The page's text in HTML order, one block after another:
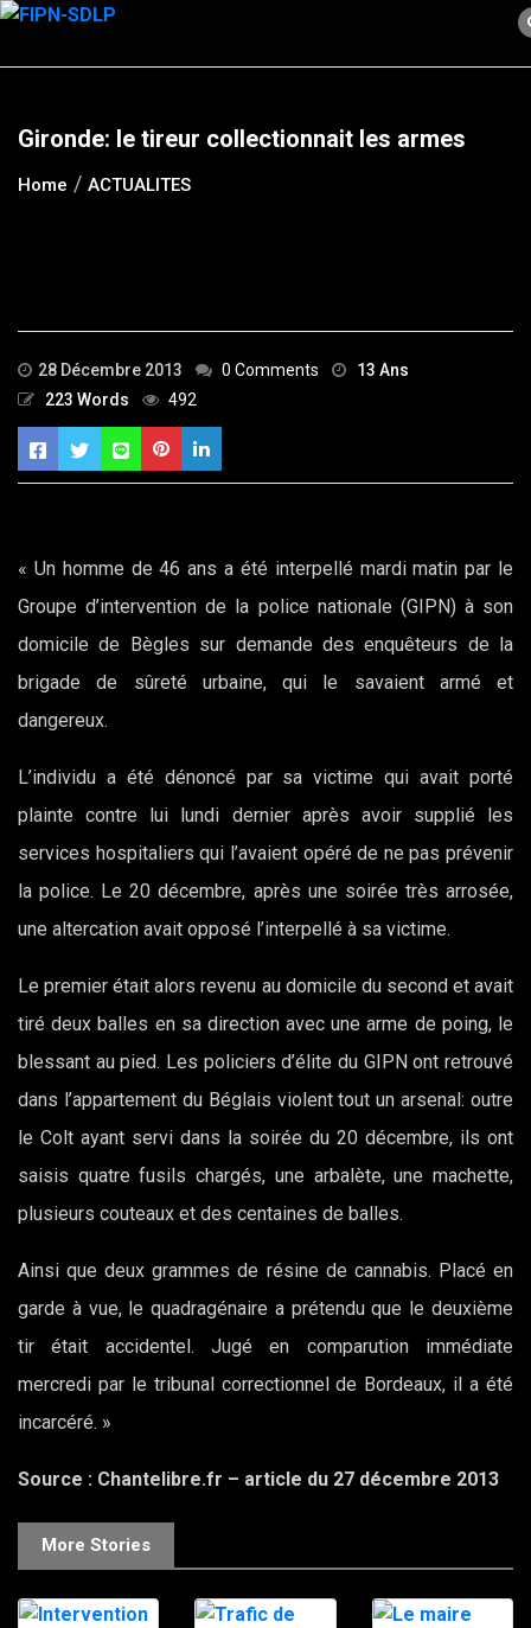
Skip
content
Gironde: le tireur collectionnait les armes
Home ACTUALITES
28 Décembre 2013 0 Comments
13 Ans
223 Words
492
« Un homme de 46 ans a été interpellé mardi matin par le
Groupe d’intervention de la police nationale (GIPN) à son
domicile de Bègles sur demande des enquêteurs de la
brigade de sûreté urbaine, qui le savaient armé et
dangereux.
L’individu a été dénoncé par sa victime qui avait porté
plainte contre lui lundi dernier après avoir supplié les
services hospitaliers qui l’avaient opéré de ne pas prévenir
la police. Le 20 décembre, après une soirée très arrosée,
une altercation avait opposé l’interpellé à sa victime.
Le premier était alors revenu au domicile du second et avait
tiré deux balles en sa direction avec une arme de poing, le
blessant au pied. Les policiers d’élite du GIPN ont retrouvé
dans l’appartement du Béglais violent tout un arsenal: outre
le Colt ayant servi dans la soirée du 20 décembre, ils ont
saisis quatre fusils chargés, une arbalète, une machette,
plusieurs couteaux et des centaines de balles.
Ainsi que deux grammes de résine de cannabis. Placé en
garde à vue, le quadragénaire a prétendu que le deuxième
tir était accidentel. Jugé en comparution immédiate
mercredi par le tribunal correctionnel de Bordeaux, il a été
incarcéré. »
Source : Chantelibre.fr – article du 27 décembre 2013
More Stories